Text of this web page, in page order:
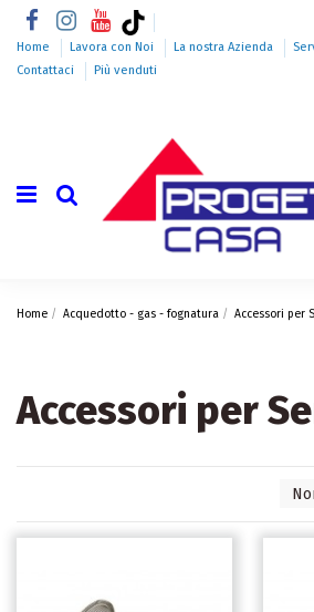
Home Lavora con Noi La nostra Azienda
Contattaci
Più venduti
Home Acquedotto - gas - fognatura Accessori per
Accessori per